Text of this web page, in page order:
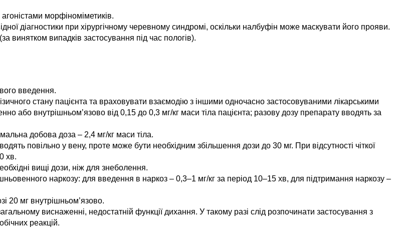
морфіноміметиків.
діагностики при хірургічному черевному синдромі, оскільки налбуфін може маскувати його прояви.
винятком випадків застосування під час пологів).
введення.
стану пацієнта та враховувати взаємодію з іншими одночасно застосовуваними лікарськими
або внутрішньом’язово від 0,15 до 0,3 мг/кг маси тіла пацієнта; разову дозу препарату вводять за
добова доза – 2,4 мг/кг маси тіла.
повільно у вену, проте може бути необхідним збільшення дози до 30 мг. При відсутності чіткої
хв.
вищі дози, ніж для знеболення.
наркозу: для введення в наркоз – 0,3–1 мг/кг за період 10–15 хв, для підтримання наркозу –
20 мг внутрішньом’язово.
виснаженні, недостатній функції дихання. У такому разі слід розпочинати застосування з
реакцій.